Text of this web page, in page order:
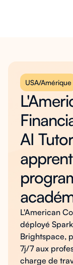
USA/Amérique
AI
L'American
déployé
Brightspace,
7j/7 aux
charge de